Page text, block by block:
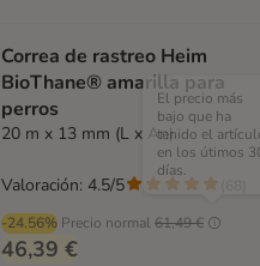
Correa de rastreo Heim
BioThane® amarilla para
perros
20 m x 13 mm (L x An)
-24.56% Precio normal 61,49 €
El precio más
bajo que ha
tenido el
en los útimos
días.
46,39 €
Valoración: 4.5/5